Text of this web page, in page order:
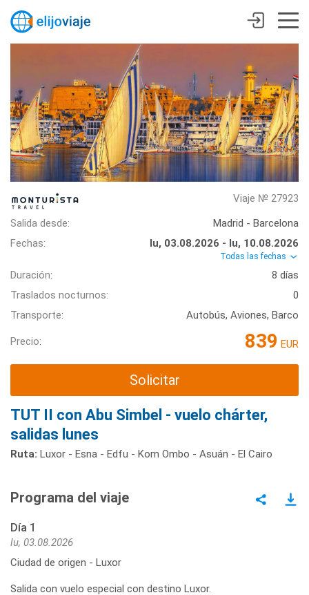
Viaje № 27923
Salida desde:
Madrid - Barcelona
Fechas:
lu, 03.08.2026 - lu, 10.08.2026
Todas las fechas
Duración:
8 días
Traslados nocturnos:
0
Transporte:
Autobús, Aviones, Barco
Precio: 839 EUR
Solicitar
TUT II con Abu Simbel - vuelo chárter,
salidas lunes
Ruta: Luxor - Esna - Edfu - Kom Ombo - Asuán - El Cairo
Programa del viaje
Día 1
lu, 03.08.2026
Ciudad de origen - Luxor
Salida con vuelo especial con destino Luxor.